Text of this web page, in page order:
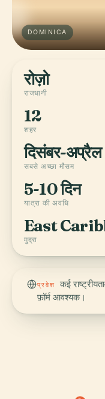
DOMINICA
रोज़ो
राजधानी
12
शहर
दिसंबर-अप्रैल
सबसे अच्छा मौसम
5-10 दिन
यात्रा की अवधि
East
मुद्रा
प्रवेश
कई
फ़ॉर्म आवश्यक।